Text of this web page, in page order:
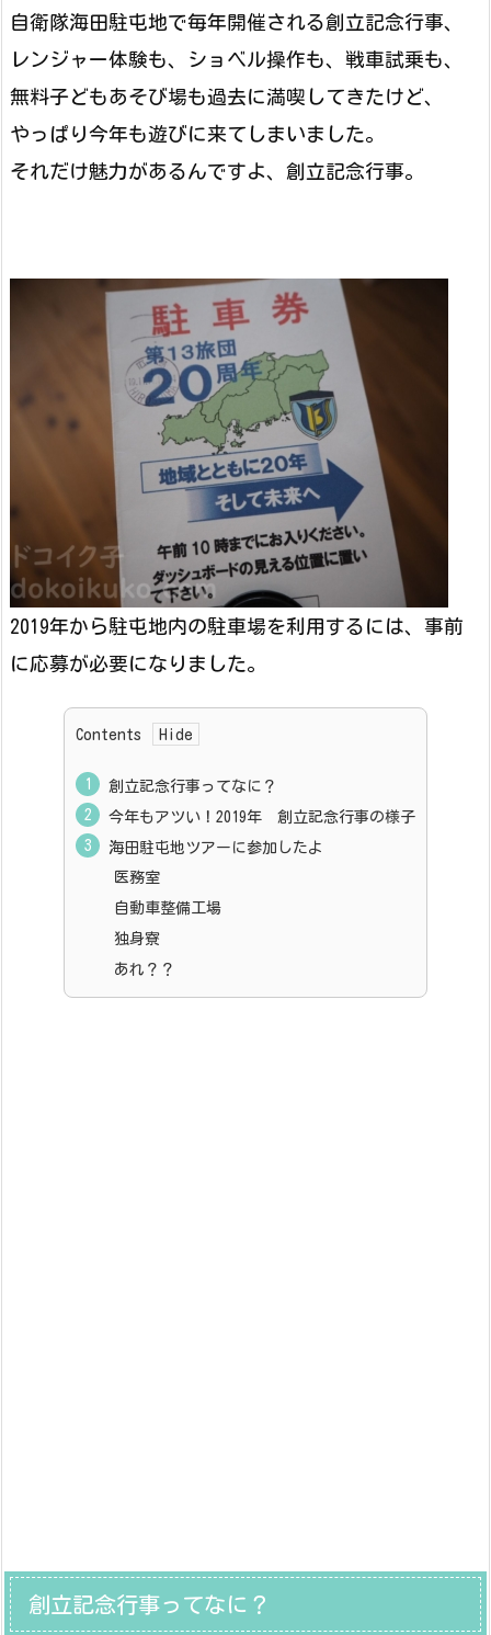
自衛隊海田駐屯地で毎年開催される創立記念行事、
レンジャー体験も、ショベル操作も、戦車試乗も、
無料子どもあそび場も過去に満喫してきたけど、
やっぱり今年も遊びに来てしまいました。
それだけ魅力があるんですよ、創立記念行事。
2019年から駐屯地内の駐車場を利用するには、事前
に応募が必要になりました。
Contents
創立記念行事ってなに？
今年もアツい！2019年 創立記念行事の様子
海田駐屯地ツアーに参加したよ
医務室
自動車整備工場
独身寮
あれ？？
創立記念行事ってなに？